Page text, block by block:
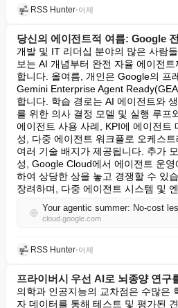
RSS Hunter•어제
당신의 에이전트적 여름: Google
개발 및 IT 리더십 분야의 많은 사람
보는 AI 개념부터 완전 자율 에이전
합니다. 올여름, 개인은 Google의 프
Gemini Enterprise Agent
합니다. 학습 경로는 AI 에이전트와
를 위한 의사 결정 모델 및 실행 루프
에이전트 사용 사례, KPI에 에이전트
성, 다중 에이전트 워크플로 오케스
여러 기술 배지가 제공됩니다. 추가
성, Google Cloud에서 에이전트 운
하여 상당한 상을 놓고 경쟁할 수 있
장려하며, 다중 에이전트 시스템 및
Your agentic summer: No-cost
cloud.google.com
RSS Hunter•어제
프라이버시 우선 AI로 뇌종양 연구
의학과 인공지능의 교차점은 수많은
자 데이터를 통해 테스트 및 평가된